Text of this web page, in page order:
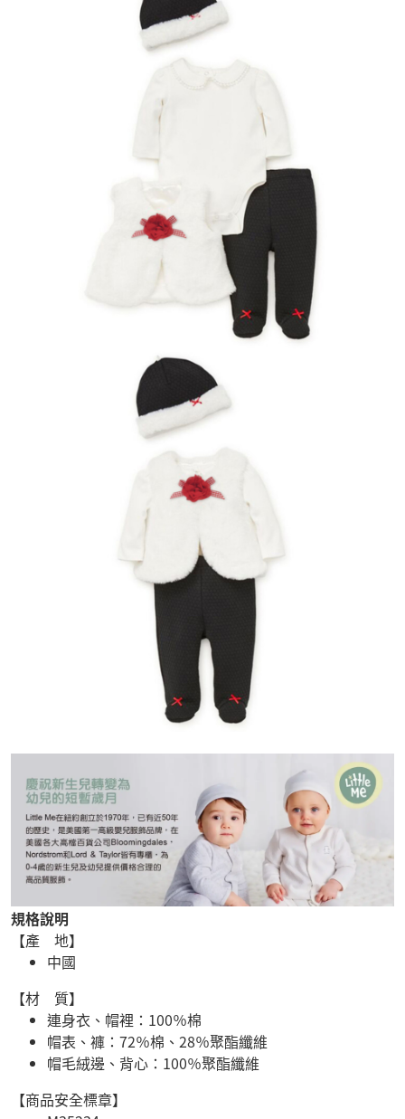
規格說明
【產 地】
中國
【材 質】
連身衣、帽裡：100％棉
帽表、褲：72％棉、28％聚酯纖維
帽毛絨邊、背心：100％聚酯纖維
【商品安全標章】